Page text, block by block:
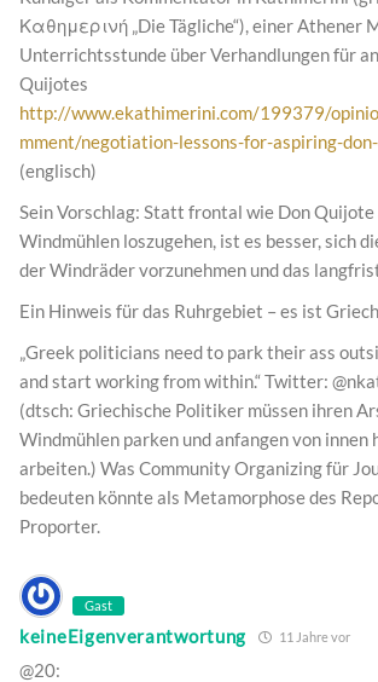
Καθημερινή „Die Tägliche“), einer Athener
Unterrichtsstunde über Verhandlungen für
Quijotes
http://www.ekathimerini.com/199379/
mment/negotiation-lessons-for-aspiring-
(englisch)
Sein Vorschlag: Statt frontal wie Don Quijote
Windmühlen loszugehen, ist es besser, sich
der Windräder vorzunehmen und das
Ein Hinweis für das Ruhrgebiet – es ist
„Greek politicians need to park their ass
and start working from within.“ Twitter:
(dtsch: Griechische Politiker müssen ihren
Windmühlen parken und anfangen von innen
arbeiten.) Was Community Organizing für
bedeuten könnte als Metamorphose des
Proporter.
Gast
keineEigenverantwortung 11 Jahre vor
@20: